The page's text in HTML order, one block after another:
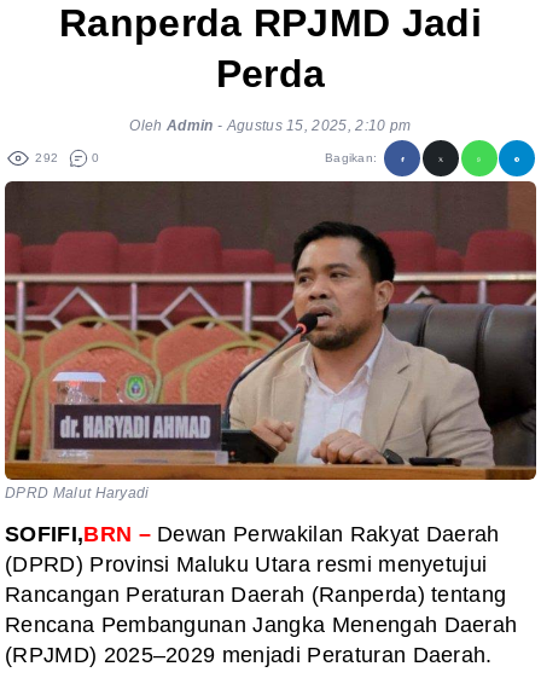
Ranperda RPJMD Jadi
Perda
OlehAdmin -Agustus 15, 2025, 2:10 pm
292 0 Bagikan:
DPRD Malut Haryadi
SOFIFI,BRN –Dewan Perwakilan Rakyat Daerah
(DPRD) Provinsi Maluku Utara resmi menyetujui
Rancangan Peraturan Daerah (Ranperda) tentang
Rencana Pembangunan Jangka Menengah Daerah
(RPJMD) 2025–2029 menjadi Peraturan Daerah.